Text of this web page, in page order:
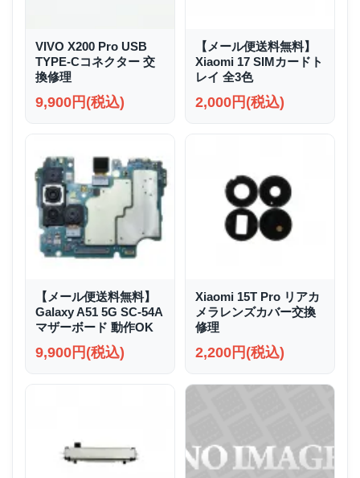
VIVO X200 Pro USB
TYPE-Cコネクター 交
換修理
9,900円(税込)
【メール便送料無料】
Xiaomi 17 SIMカードト
レイ 全3色
2,000円(税込)
【メール便送料無料】
Galaxy A51 5G SC-54A
マザーボード 動作OK
9,900円(税込)
Xiaomi 15T Pro リアカ
メラレンズカバー交換
修理
2,200円(税込)